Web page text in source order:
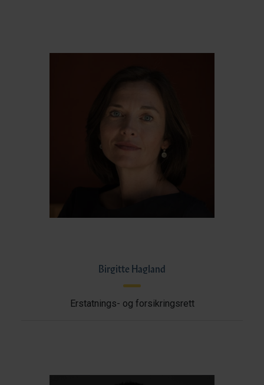
Birgitte Hagland
Erstatnings- og forsikringsrett